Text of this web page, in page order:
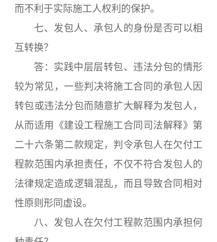
而不利于实际施工人权利的保护。
七、发包人、承包人的身份是否可以相
互转换？
答：实践中层层转包、违法分包的情形
较为常见，一些判决将施工合同的承包人因
转包或违法分包而随意扩大解释为发包人，
从而适用《建设工程施工合同司法解释》第
二十六条第二款规定，判令承包人在欠付工
程款范围内承担责任，不仅不符合发包人的
法律规定造成逻辑混乱，而且导致合同相对
性原则形同虚设。
八、发包人在欠付工程款范围内承担何